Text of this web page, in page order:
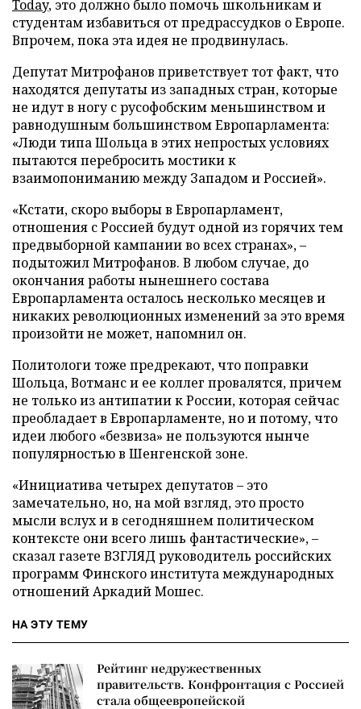
Today, это должно было помочь школьникам и
студентам избавиться от предрассудков о Европе.
Впрочем, пока эта идея не продвинулась.
Депутат Митрофанов приветствует тот факт, что
находятся депутаты из западных стран, которые
не идут в ногу с русофобским меньшинством и
равнодушным большинством Европарламента:
«Люди типа Шольца в этих непростых условиях
пытаются перебросить мостики к
взаимопониманию между Западом и Россией».
«Кстати, скоро выборы в Европарламент,
отношения с Россией будут одной из горячих тем
предвыборной кампании во всех странах», –
подытожил Митрофанов. В любом случае, до
окончания работы нынешнего состава
Европарламента осталось несколько месяцев и
никаких революционных изменений за это время
произойти не может, напомнил он.
Политологи тоже предрекают, что поправки
Шольца, Вотманс и ее коллег провалятся, причем
не только из антипатии к России, которая сейчас
преобладает в Европарламенте, но и потому, что
идеи любого «безвиза» не пользуются нынче
популярностью в Шенгенской зоне.
«Инициатива четырех депутатов – это
замечательно, но, на мой взгляд, это просто
мысли вслух и в сегодняшнем политическом
контексте они всего лишь фантастические», –
сказал газете ВЗГЛЯД руководитель российских
программ Финского института международных
отношений Аркадий Мошес.
НА ЭТУ ТЕМУ
Рейтинг недружественных
правительств. Конфронтация с Россией
стала общеевропейской